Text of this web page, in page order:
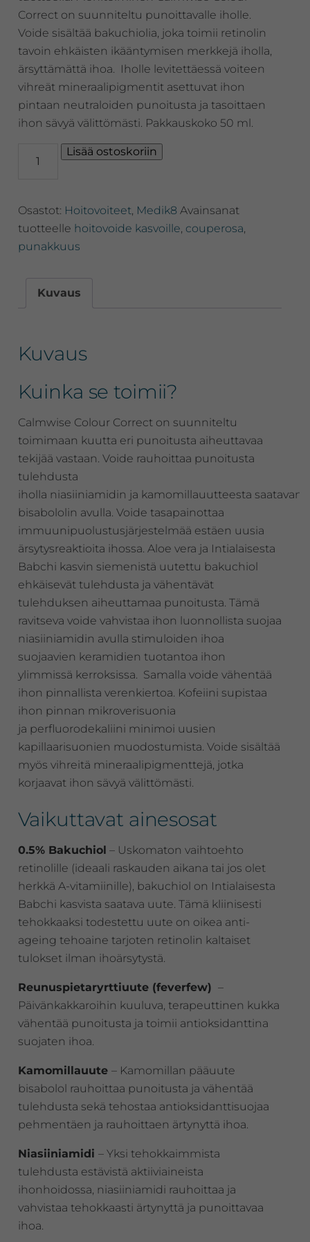
Correct on suunniteltu punoittavalle iholle.
Voide sisältää bakuchiolia, joka toimii retinolin
tavoin ehkäisten ikääntymisen merkkejä iholla,
ärsyttämättä ihoa. Iholle levitettäessä voiteen
vihreät mineraalipigmentit asettuvat ihon
pintaan neutraloiden punoitusta ja tasoittaen
ihon sävyä välittömästi. Pakkauskoko 50 ml.
Calmwise™
Punaisuutta
neutraloiva
voide
Lisää ostoskoriin
Osastot: Hoitovoiteet, Medik8 Avainsanat
tuotteelle hoitovoide kasvoille, couperosa,
punakkuus
Kuvaus
Kuvaus
Kuinka se toimii?
Calmwise Colour Correct on suunniteltu
toimimaan kuutta eri punoitusta aiheuttavaa
tekijää vastaan. Voide rauhoittaa punoitusta
tulehdusta
iholla niasiiniamidin ja kamomillauutteesta saatavan
bisabololin avulla. Voide tasapainottaa
immuunipuolustusjärjestelmää estäen uusia
ärsytysreaktioita ihossa. Aloe vera ja Intialaisesta
Babchi kasvin siemenistä uutettu bakuchiol
ehkäisevät tulehdusta ja vähentävät
tulehduksen aiheuttamaa punoitusta. Tämä
ravitseva voide vahvistaa ihon luonnollista suojaa
niasiiniamidin avulla stimuloiden ihoa
suojaavien keramidien tuotantoa ihon
ylimmissä kerroksissa. Samalla voide vähentää
ihon pinnallista verenkiertoa. Kofeiini supistaa
ihon pinnan mikroverisuonia
ja perfluorodekaliini minimoi uusien
kapillaarisuonien muodostumista. Voide sisältää
myös vihreitä mineraalipigmenttejä, jotka
korjaavat ihon sävyä välittömästi.
Vaikuttavat ainesosat
0.5% Bakuchiol – Uskomaton vaihtoehto
retinolille (ideaali raskauden aikana tai jos olet
herkkä A-vitamiinille), bakuchiol on Intialaisesta
Babchi kasvista saatava uute. Tämä kliinisesti
tehokkaaksi todestettu uute on oikea anti-
ageing tehoaine tarjoten retinolin kaltaiset
tulokset ilman ihoärsytystä.
Reunuspietaryrttiuute (feverfew) –
Päivänkakkaroihin kuuluva, terapeuttinen kukka
vähentää punoitusta ja toimii antioksidanttina
suojaten ihoa.
Kamomillauute – Kamomillan pääuute
bisabolol rauhoittaa punoitusta ja vähentää
tulehdusta sekä tehostaa antioksidanttisuojaa
pehmentäen ja rauhoittaen ärtynyttä ihoa.
Niasiiniamidi – Yksi tehokkaimmista
tulehdusta estävistä aktiiviaineista
ihonhoidossa, niasiiniamidi rauhoittaa ja
vahvistaa tehokkaasti ärtynyttä ja punoittavaa
ihoa.